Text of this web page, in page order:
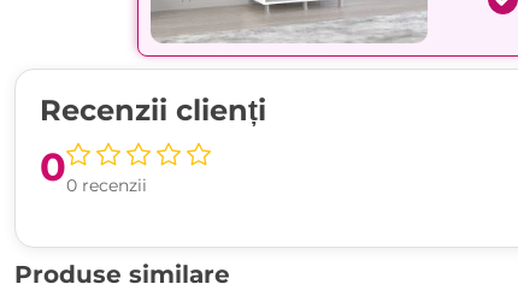
Recenzii clienți
00 recenzii
Produse similare